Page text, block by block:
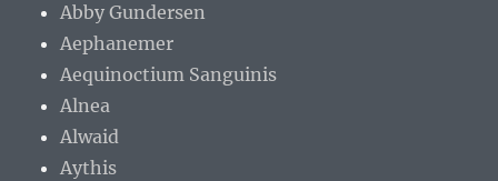
Abby Gundersen
Aephanemer
Aequinoctium Sanguinis
Alnea
Alwaid
Aythis